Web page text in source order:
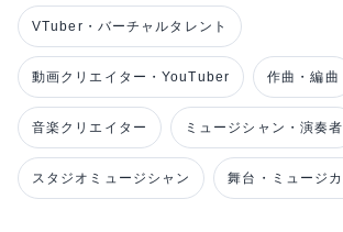
VTuber・バーチャルタレント
動画クリエイター・YouTuber 作曲・編曲
音楽クリエイター ミュージシャン・演奏者
スタジオミュージシャン 舞台・ミュージ